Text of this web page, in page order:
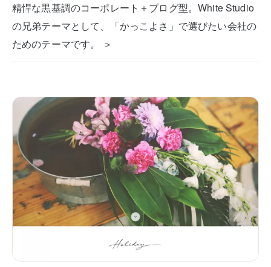
精悍な黒基調のコーポレート＋ブログ型。White Studio
の兄弟テーマとして、「かっこよさ」で選びたい会社の
ためのテーマです。 ＞